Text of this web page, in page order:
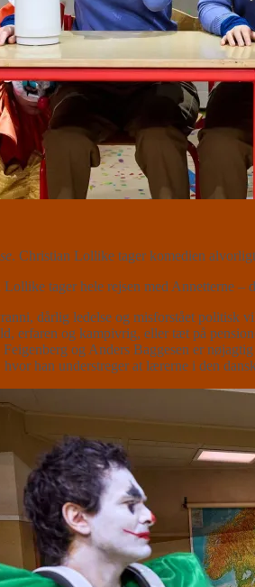
. Christian Lollike tager komedien
tager hele rejsen med Annetterne
dårlig ledelse og misforstået politisk
erfaren og kampivrig, eller tæt på
og Anders Baggesen er
han understreger at lærerne i den